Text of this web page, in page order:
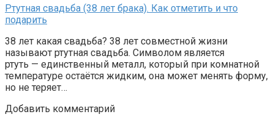
Ртутная свадьба (38 лет брака). Как отметить и что
подарить
38 лет какая свадьба? 38 лет совместной жизни
называют ртутная свадьба. Символом является
ртуть — единственный металл, который при комнатной
температуре остаётся жидким, она может менять форму,
но не теряет…
Добавить комментарий